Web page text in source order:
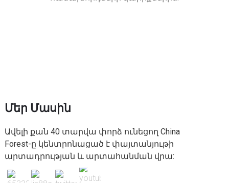
Մեր Մասին
Ավելի քան 40 տարվա փորձ ունեցող China
Forest-ը կենտրոնացած է փայտանյութի
արտադրության և արտահանման վրա: